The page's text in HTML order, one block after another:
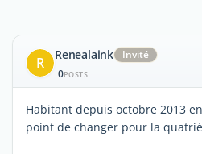
R Renealaink
Invité
0POSTS
Habitant depuis octobre 2013
point de changer pour la